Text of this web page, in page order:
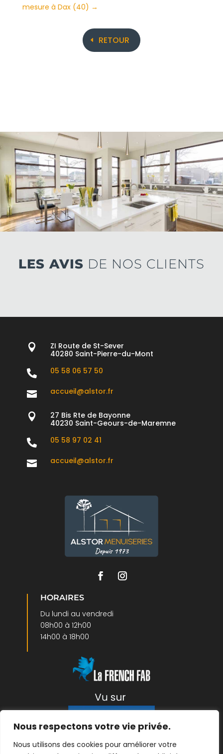
Nous respectons votre vie privée.
Nous utilisons des cookies pour améliorer votre
mesure à Dax (40) →
RETOUR
LES AVIS DE NOS CLIENTS

ZI Route de St-Sever
40280 Saint-Pierre-du-Mont
 05 58 06 57 50
 accueil@alstor.fr

27 Bis Rte de Bayonne
40230 Saint-Geours-de-Maremne
 05 58 97 02 41
 accueil@alstor.fr
HORAIRES
Du lundi au vendredi
08h00 à 12h00
14h00 à 18h00